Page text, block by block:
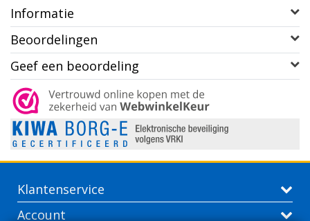
Informatie
Beoordelingen
Geef een beoordeling
Klantenservice
Account